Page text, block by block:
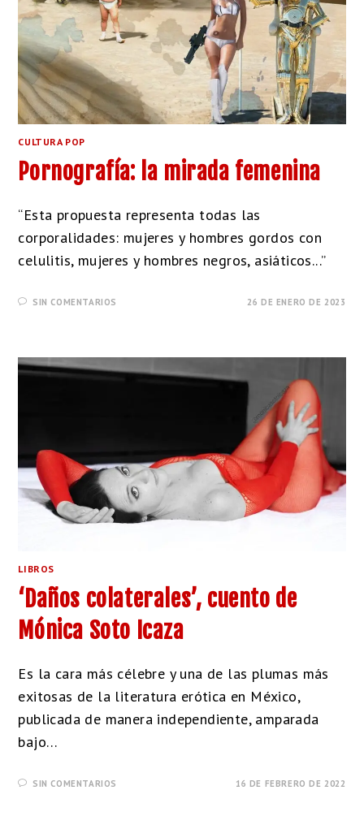
CULTURA POP
Pornografía: la mirada femenina
“Esta propuesta representa todas las
corporalidades: mujeres y hombres gordos con
celulitis, mujeres y hombres negros, asiáticos...”
SIN COMENTARIOS 26 DE ENERO DE 2023
LIBROS
‘Daños colaterales’, cuento de
Mónica Soto Icaza
Es la cara más célebre y una de las plumas más
exitosas de la literatura erótica en México,
publicada de manera independiente, amparada
bajo…
SIN COMENTARIOS 16 DE FEBRERO DE 2022